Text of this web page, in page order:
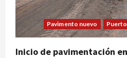
Pavimento nuevo
Inicio de pavimentación